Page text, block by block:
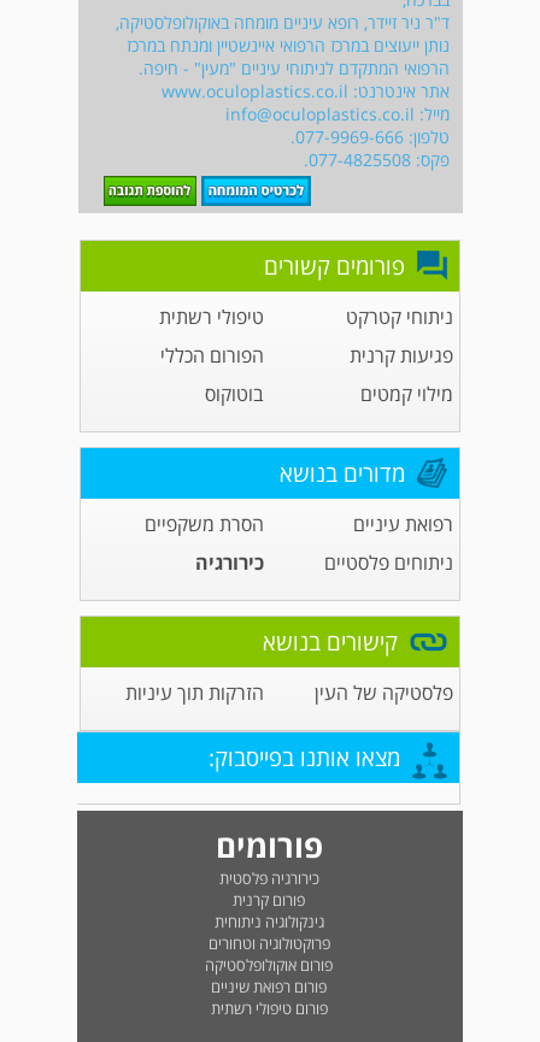
ד"ר ניר זיידר, רופא עיניים מומחה באוקולופלסטיקה,
נותן ייעוצים במרכז הרפואי איינשטיין ומנתח במרכז
הרפואי המתקדם לניתוחי עיניים "מעין" - חיפה.
אתר אינטרנט: www.oculoplastics.co.il
מייל: info@oculoplastics.co.il
טלפון: 077-9969-666‏.
פקס: 077-4825508.
פורומים קשורים
ניתוחי קטרקט
טיפולי רשתית
פגיעות קרנית
הפורום הכללי
מילוי קמטים
בוטוקוס
מדורים בנושא
רפואת עיניים
הסרת משקפיים
ניתוחים פלסטיים
כירורגיה
קישורים בנושא
פלסטיקה של העין הזרקות תוך עיניות
מצאו אותנו בפייסבוק:
פורומים
כירורגיה פלסטית
פורום קרנית
גינקולוגיה ניתוחית
פרוקטולוגיה וטחורים
פורום אוקולופלסטיקה
פורום רפואת שיניים
פורום טיפולי רשתית